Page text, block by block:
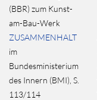
(BBR) zum Kunst-
am-Bau-Werk
ZUSAMMENHALT
im
Bundesministerium
des Innern (BMI), S.
113/114